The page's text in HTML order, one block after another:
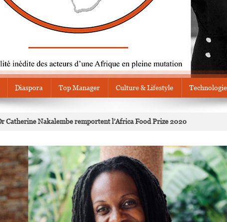
Diaspora Top Manager Culture & Lifestyle
Catherine Nakalembe remportent l’Africa Food Prize 2020